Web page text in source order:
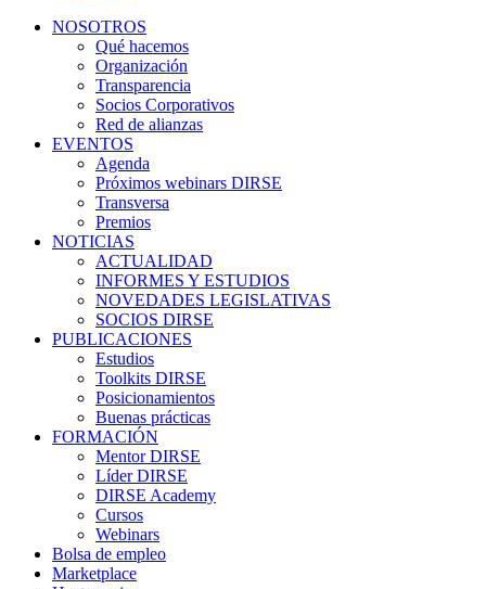
NOSOTROS
Qué hacemos
Organización
Transparencia
Socios Corporativos
Red de alianzas
EVENTOS
Agenda
Próximos webinars DIRSE
Transversa
Premios
NOTICIAS
ACTUALIDAD
INFORMES Y ESTUDIOS
NOVEDADES LEGISLATIVAS
SOCIOS DIRSE
PUBLICACIONES
Estudios
Toolkits DIRSE
Posicionamientos
Buenas prácticas
FORMACIÓN
Mentor DIRSE
Líder DIRSE
DIRSE Academy
Cursos
Webinars
Bolsa de empleo
Marketplace